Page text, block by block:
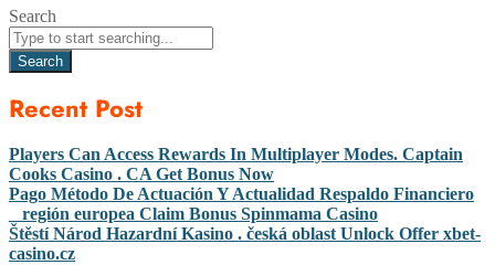
Search
Search
Recent Post
Players Can Access Rewards In Multiplayer Modes. Captain
Cooks Casino . CA Get Bonus Now
Pago Método De Actuación Y Actualidad Respaldo Financiero
_ región europea Claim Bonus Spinmama Casino
Štěstí Národ Hazardní Kasino . česká oblast Unlock Offer xbet-
casino.cz